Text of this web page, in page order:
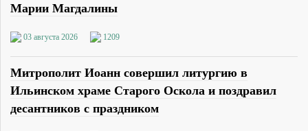
Марии Магдалины
03 августа 2026 1209
Митрополит Иоанн совершил литургию в
Ильинском храме Старого Оскола и поздравил
десантников с праздником